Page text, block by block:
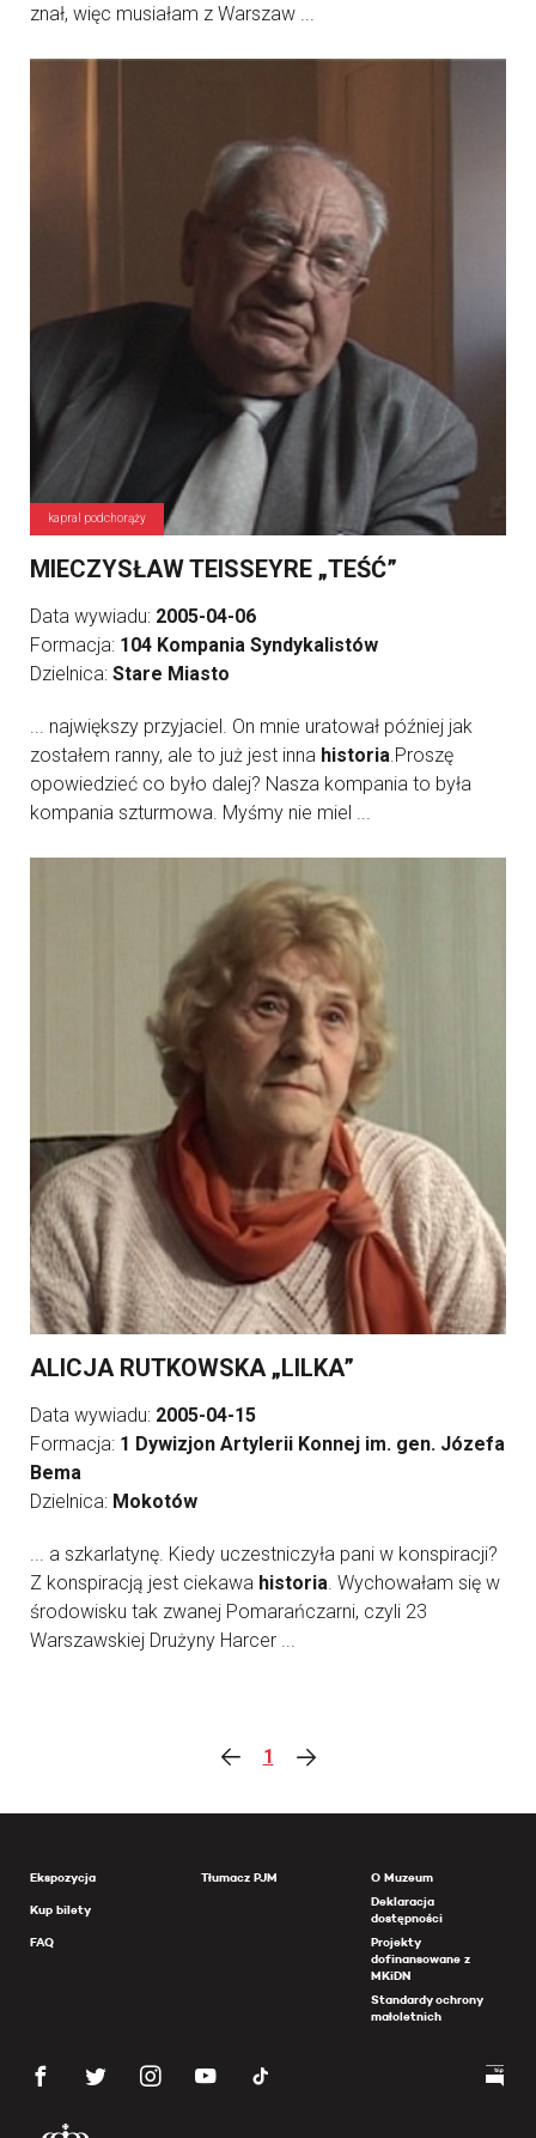
znał, więc musiałam z Warszaw ...
kapral podchorąży
MIECZYSŁAW TEISSEYRE „TEŚĆ”
Data wywiadu: 2005-04-06
Formacja: 104 Kompania Syndykalistów
Dzielnica: Stare Miasto
... największy przyjaciel. On mnie uratował później jak
zostałem ranny, ale to już jest inna historia.Proszę
opowiedzieć co było dalej? Nasza kompania to była
kompania szturmowa. Myśmy nie miel ...
ALICJA RUTKOWSKA „LILKA”
Data wywiadu: 2005-04-15
Formacja: 1 Dywizjon Artylerii Konnej im. gen. Józefa
Bema
Dzielnica: Mokotów
... a szkarlatynę. Kiedy uczestniczyła pani w konspiracji?
Z konspiracją jest ciekawa historia. Wychowałam się w
środowisku tak zwanej Pomarańczarni, czyli 23
Warszawskiej Drużyny Harcer ...
1
Ekspozycja
Kup bilety
FAQ
Tłumacz PJM
O Muzeum
Deklaracja
dostępności
Projekty
dofinansowane z
MKiDN
Standardy ochrony
małoletnich